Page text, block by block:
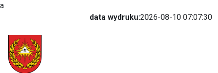
a
data wydruku:2026-08-10 07:07:30